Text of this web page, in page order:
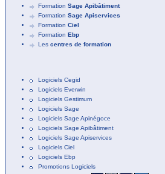
Formation Sage Apibâtiment
Formation Sage Apiservices
Formation Ciel
Formation Ebp
Les centres de formation
Logiciels Cegid
Logiciels Everwin
Logiciels Gestimum
Logiciels Sage
Logiciels Sage Apinégoce
Logiciels Sage Apibâtiment
Logiciels Sage Apiservices
Logiciels Ciel
Logiciels Ebp
Promotions Logiciels